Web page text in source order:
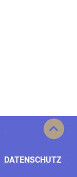
DATENSCHUTZ